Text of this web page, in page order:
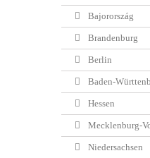
Bajorország
Brandenburg
Berlin
Baden-
Hessen
Mecklenburg-
Niedersachsen